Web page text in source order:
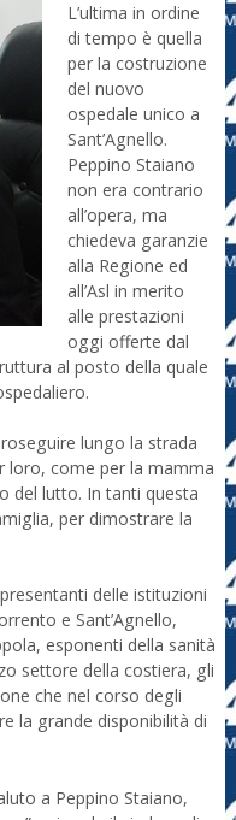
L’ultima in ordine
di tempo è quella
per la costruzione
del nuovo
ospedale unico a
Sant’Agnello.
Peppino Staiano
non era contrario
all’opera, ma
chiedeva garanzie
alla Regione ed
all’Asl in merito
alle prestazioni
oggi offerte dal
al posto della quale
lungo la strada
loro, come per la mamma
del lutto. In tanti questa
per dimostrare la
delle istituzioni
e Sant’Agnello,
esponenti della sanità
settore della costiera, gli
che nel corso degli
la grande disponibilità di
a Peppino Staiano,